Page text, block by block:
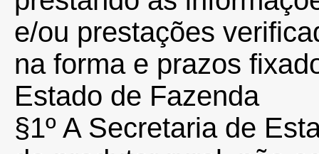
e/ou prestações
na forma e prazos
Estado de Fazenda
§1º A Secretaria de